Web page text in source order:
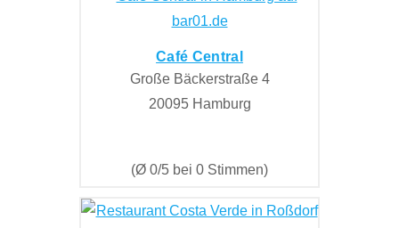
Café Central
Große Bäckerstraße 4
20095 Hamburg
(Ø 0/5 bei 0 Stimmen)